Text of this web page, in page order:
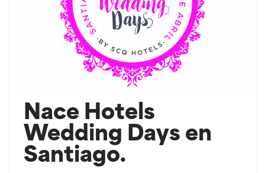
Nace Hotels
Wedding Days en
Santiago.